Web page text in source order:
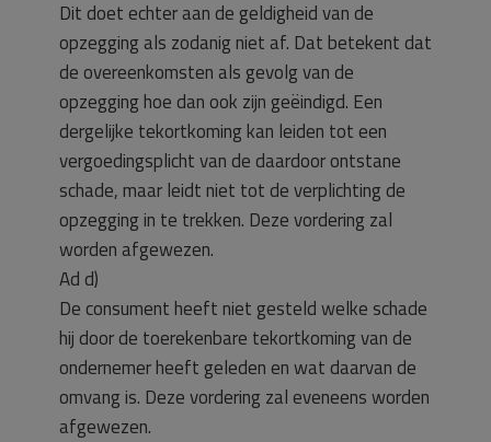
Dit doet echter aan de geldigheid van de
opzegging als zodanig niet af. Dat betekent dat
de overeenkomsten als gevolg van de
opzegging hoe dan ook zijn geëindigd. Een
dergelijke tekortkoming kan leiden tot een
vergoedingsplicht van de daardoor ontstane
schade, maar leidt niet tot de verplichting de
opzegging in te trekken. Deze vordering zal
worden afgewezen.
Ad d)
De consument heeft niet gesteld welke schade
hij door de toerekenbare tekortkoming van de
ondernemer heeft geleden en wat daarvan de
omvang is. Deze vordering zal eveneens worden
afgewezen.